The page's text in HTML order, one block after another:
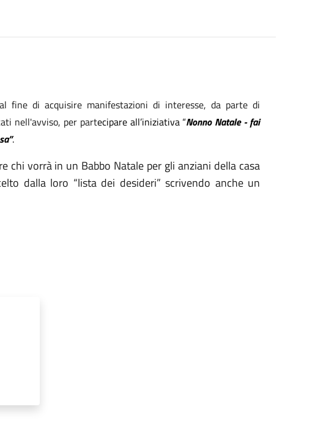
fine di acquisire manifestazioni di interesse, da parte di
nell'avviso, per partecipare all’iniziativa “Nonno Natale - fai
.
chi vorrà in un Babbo Natale per gli anziani della casa
dalla loro “lista dei desideri” scrivendo anche un